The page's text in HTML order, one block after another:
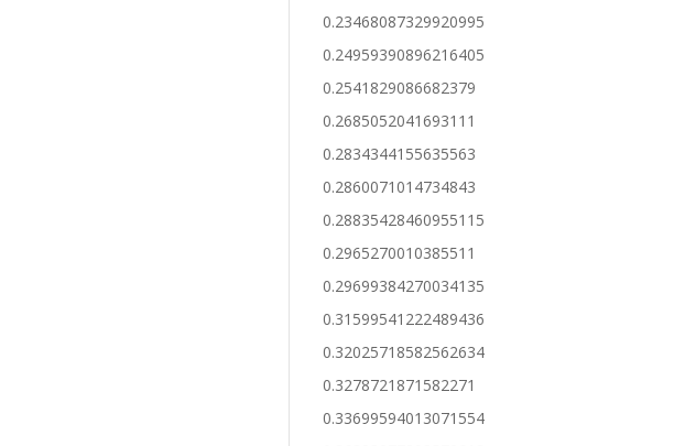
0.23468087329920995
0.24959390896216405
0.2541829086682379
0.2685052041693111
0.2834344155635563
0.2860071014734843
0.28835428460955115
0.2965270010385511
0.29699384270034135
0.31599541222489436
0.32025718582562634
0.3278721871582271
0.33699594013071554